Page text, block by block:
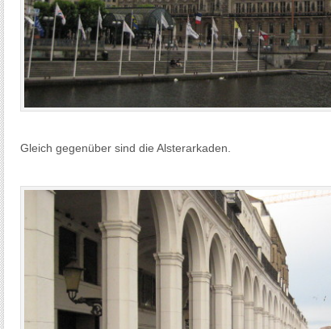
Gleich gegenüber sind die Alsterarkaden.